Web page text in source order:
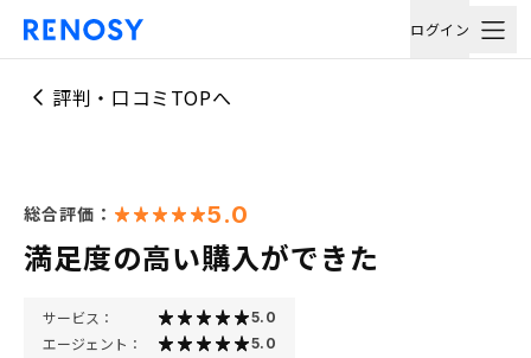
ログイン
評判・口コミTOPへ
総合評価： 5.0
満足度の高い購入ができた
サービス： 5.0
エージェント： 5.0